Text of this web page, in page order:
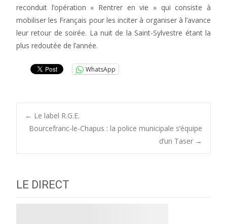
reconduit l’opération « Rentrer en vie » qui consiste à
mobiliser les Français pour les inciter à organiser à l’avance
leur retour de soirée. La nuit de la Saint-Sylvestre étant la
plus redoutée de l’année.
WhatsApp
Post
navigation
← Le label R.G.E.
Bourcefranc-le-Chapus : la police municipale s’équipe
d’un Taser →
LE DIRECT